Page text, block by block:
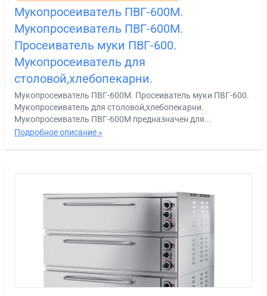
Мукопросеиватель ПВГ-600М.
Мукопросеиватель ПВГ-600М.
Просеиватель муки ПВГ-600.
Мукопросеиватель для
столовой,хлебопекарни.
Мукопросеиватель ПВГ-600М. Просеиватель муки ПВГ-600.
Мукопросеиватель для столовой,хлебопекарни.
Мукопросеиватель ПВГ-600М предназначен для...
Подробное описание »